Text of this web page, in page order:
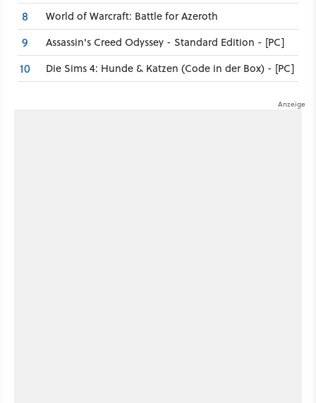
8 World of Warcraft: Battle for Azeroth
9 Assassin's Creed Odyssey - Standard Edition - [PC]
10 Die Sims 4: Hunde & Katzen (Code in der Box) - [PC]